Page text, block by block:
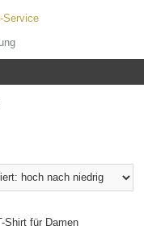
Shirt für Damen